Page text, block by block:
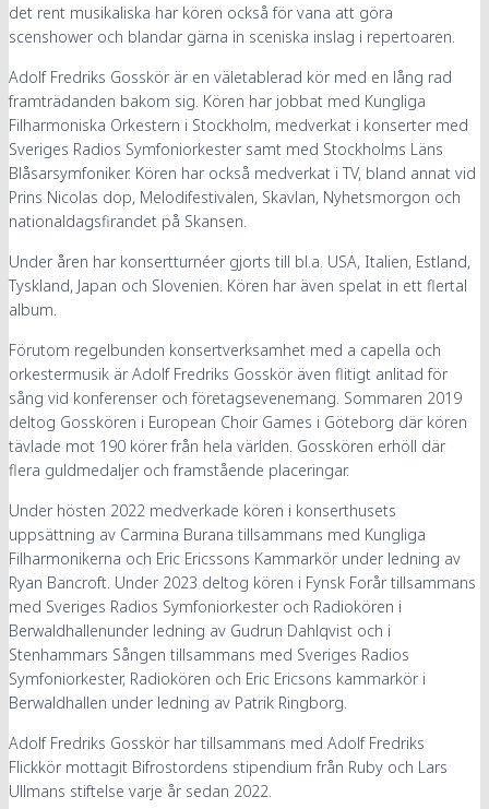
det rent musikaliska har kören också för vana att göra
scenshower och blandar gärna in sceniska inslag i repertoaren.
Adolf Fredriks Gosskör är en väletablerad kör med en lång rad
framträdanden bakom sig. Kören har jobbat med Kungliga
Filharmoniska Orkestern i Stockholm, medverkat i konserter med
Sveriges Radios Symfoniorkester samt med Stockholms Läns
Blåsarsymfoniker. Kören har också medverkat i TV, bland annat vid
Prins Nicolas dop, Melodifestivalen, Skavlan, Nyhetsmorgon och
nationaldagsfirandet på Skansen.
Under åren har konsertturnéer gjorts till bl.a. USA, Italien, Estland,
Tyskland, Japan och Slovenien. Kören har även spelat in ett flertal
album.
Förutom regelbunden konsertverksamhet med a capella och
orkestermusik är Adolf Fredriks Gosskör även flitigt anlitad för
sång vid konferenser och företagsevenemang. Sommaren 2019
deltog Gosskören i European Choir Games i Göteborg där kören
tävlade mot 190 körer från hela världen. Gosskören erhöll där
flera guldmedaljer och framstående placeringar.
Under hösten 2022 medverkade kören i konserthusets
uppsättning av Carmina Burana tillsammans med Kungliga
Filharmonikerna och Eric Ericssons Kammarkör under ledning av
Ryan Bancroft. Under 2023 deltog kören i Fynsk Forår tillsammans
med Sveriges Radios Symfoniorkester och Radiokören i
Berwaldhallenunder ledning av Gudrun Dahlqvist och i
Stenhammars Sången tillsammans med Sveriges Radios
Symfoniorkester, Radiokören och Eric Ericsons kammarkör i
Berwaldhallen under ledning av Patrik Ringborg.
Adolf Fredriks Gosskör har tillsammans med Adolf Fredriks
Flickkör mottagit Bifrostordens stipendium från Ruby och Lars
Ullmans stiftelse varje år sedan 2022.